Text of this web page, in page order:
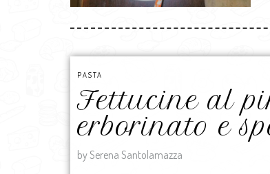
PASTA
Fettucine al
erborinato e
by Serena Santolamazza